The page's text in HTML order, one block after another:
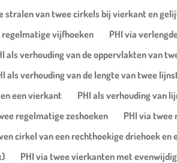
stralen van twee cirkels bij vierkant en
regelmatige vijfhoeken
PHI via
als verhouding van de oppervlakten van
als verhouding van de lengte van twee
een vierkant
PHI als verhouding van
regelmatige zeshoeken
PHI via twee
cirkel van een rechthoekige driehoek en
PHI via twee vierkanten met